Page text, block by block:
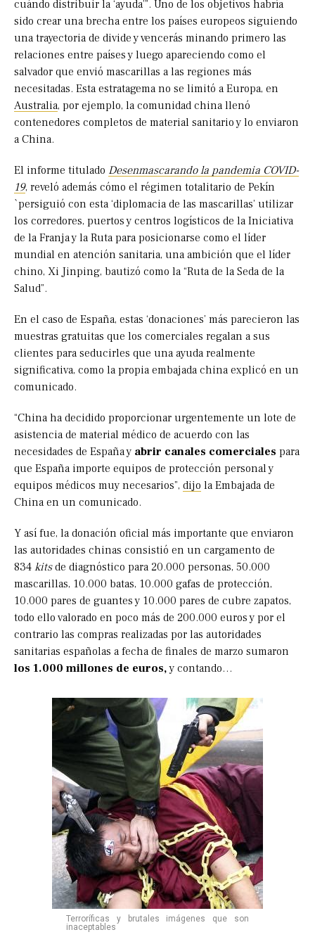
cuándo distribuir la ‘ayuda’”. Uno de los objetivos habría
sido crear una brecha entre los países europeos siguiendo
una trayectoria de divide y vencerás minando primero las
relaciones entre países y luego apareciendo como el
salvador que envió mascarillas a las regiones más
necesitadas. Esta estratagema no se limitó a Europa, en
Australia, por ejemplo, la comunidad china llenó
contenedores completos de material sanitario y lo enviaron
a China.
El informe titulado Desenmascarando la pandemia COVID-
19, reveló además cómo el régimen totalitario de Pekín
`persiguió con esta ‘diplomacia de las mascarillas’ utilizar
los corredores, puertos y centros logísticos de la Iniciativa
de la Franja y la Ruta para posicionarse como el líder
mundial en atención sanitaria, una ambición que el líder
chino, Xi Jinping, bautizó como la “Ruta de la Seda de la
Salud”.
En el caso de España, estas ‘donaciones’ más parecieron las
muestras gratuitas que los comerciales regalan a sus
clientes para seducirles que una ayuda realmente
significativa, como la propia embajada china explicó en un
comunicado.
“China ha decidido proporcionar urgentemente un lote de
asistencia de material médico de acuerdo con las
necesidades de España y abrir canales comerciales para
que España importe equipos de protección personal y
equipos médicos muy necesarios”, dijo la Embajada de
China en un comunicado.
Y así fue, la donación oficial más importante que enviaron
las autoridades chinas consistió en un cargamento de
834 kitsde diagnóstico para 20.000 personas, 50.000
mascarillas, 10.000 batas, 10.000 gafas de protección,
10.000 pares de guantes y 10.000 pares de cubre zapatos,
todo ello valorado en poco más de 200.000 euros y por el
contrario las compras realizadas por las autoridades
sanitarias españolas a fecha de finales de marzo sumaron
los 1.000 millones de euros,y contando…
Terroríficas y brutales imágenes que son
inaceptables